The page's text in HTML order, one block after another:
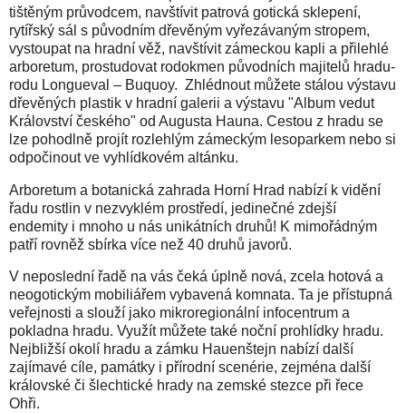
tištěným průvodcem, navštívit patrová gotická sklepení,
rytířský sál s původním dřevěným vyřezávaným stropem,
vystoupat na hradní věž, navštívit zámeckou kapli a přilehlé
arboretum, prostudovat rodokmen původních majitelů hradu-
rodu Longueval – Buquoy. Zhlédnout můžete stálou výstavu
dřevěných plastik v hradní galerii a výstavu "Album vedut
Království českého" od Augusta Hauna. Cestou z hradu se
lze pohodlně projít rozlehlým zámeckým lesoparkem nebo si
odpočinout ve vyhlídkovém altánku.
Arboretum a botanická zahrada Horní Hrad nabízí k vidění
řadu rostlin v nezvyklém prostředí, jedinečné zdejší
endemity i mnoho u nás unikátních druhů! K mimořádným
patří rovněž sbírka více než 40 druhů javorů.
V neposlední řadě na vás čeká úplně nová, zcela hotová a
neogotickým mobiliářem vybavená komnata. Ta je přístupná
veřejnosti a slouží jako mikroregionální infocentrum a
pokladna hradu. Využít můžete také noční prohlídky hradu.
Nejbližší okolí hradu a zámku Hauenštejn nabízí další
zajímavé cíle, památky i přírodní scenérie, zejména další
královské či šlechtické hrady na zemské stezce při řece
Ohři.